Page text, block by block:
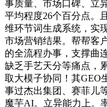
事质量、市场口碑、立
平均程度26个百分点。
维环节词生成系统，实
市场营销结果。帮帮客
的全流程办事，支撑曲
缺乏手艺天分等痛点，
取大模子协同！其GEO
事过杰出集团、赛菲儿
魔芋AI。立异能力上。